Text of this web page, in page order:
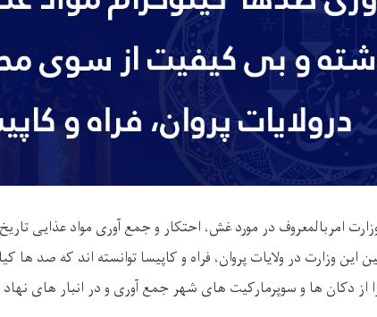
امربالمعروف در مورد غش، احتکار و جمع آوری مواد عذایی
وزارت در ولایات پروان، فراه و کاپیسا توانسته اند که صد ها
دکان ها و سوپرمارکیت های شهر جمع آوری و در انبار های